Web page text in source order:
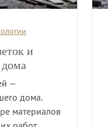
и
—
дома.
материалов